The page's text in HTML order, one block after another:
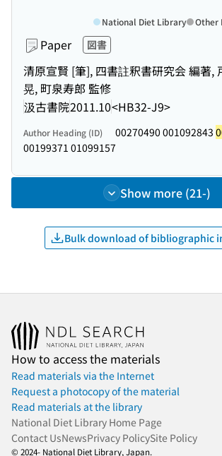
Paper 図書
清原宣賢 [筆], 四書註釈書研究会 編著,
晃, 町泉寿郎 監修
汲古書院2011.10<HB32-J9>
National Diet Library Other
Author Heading (ID) 00270490 001092843
00199371 01099157
Show more (21-)
Bulk download of bibliographic
How to access the materials
Read materials via the Internet
Request a photocopy of the material
Read materials at the library
National Diet Library Home Page
Contact UsNewsPrivacy PolicySite Policy
© 2024- National Diet Library, Japan.